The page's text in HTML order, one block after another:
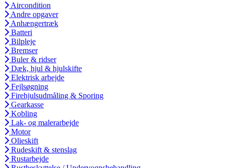
Aircondition
Andre opgaver
Anhængertræk
Batteri
Bilpleje
Bremser
Buler & ridser
Dæk, hjul & hjulskifte
Elektrisk arbejde
Fejlsøgning
Firehjulsudmåling & Sporing
Gearkasse
Kobling
Lak- og malerarbejde
Motor
Olieskift
Rudeskift & stenslag
Rustarbejde